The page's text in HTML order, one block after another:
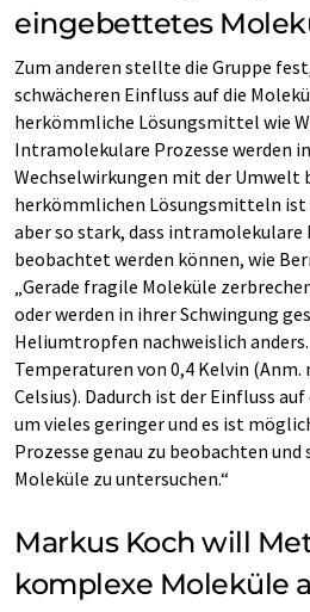
eingebettetes
Zum anderen stellte die Gruppe
schwächeren Einfluss auf die
herkömmliche Lösungsmittel wie
Intramolekulare Prozesse werden
Wechselwirkungen mit der Umwelt
herkömmlichen Lösungsmitteln ist
aber so stark, dass intramolekulare
beobachtet werden können, wie
„Gerade fragile Moleküle
oder werden in ihrer Schwingung
Heliumtropfen nachweislich
Temperaturen von 0,4 Kelvin (Anm.
Celsius). Dadurch ist der Einfluss
um vieles geringer und es ist
Prozesse genau zu beobachten
Moleküle zu untersuchen.“
Markus Koch will
komplexe Moleküle